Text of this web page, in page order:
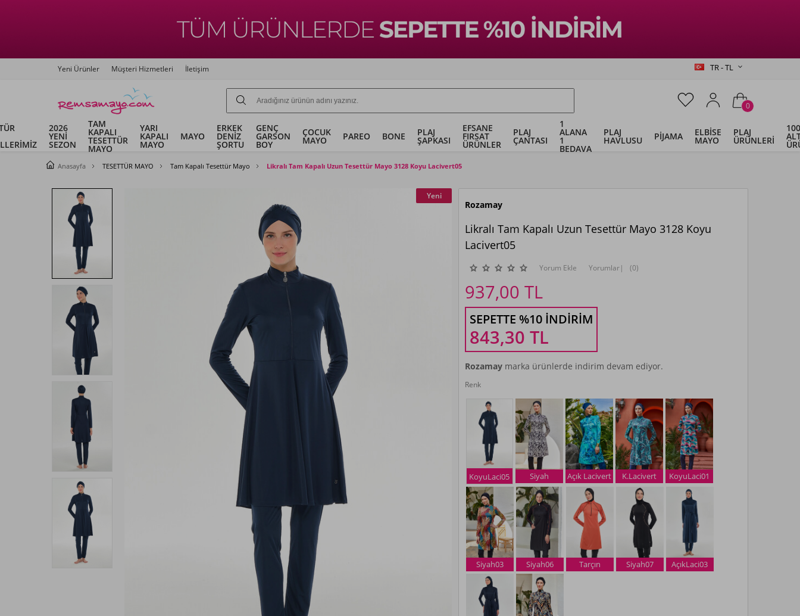
Yeni Ürünler Müşteri Hizmetleri İletişim TR - TL
0
2026
YENİ
SEZON
TAM
KAPALI
TESETTÜR
MAYO
YARI
KAPALI
MAYO
MAYO
ERKEK
DENİZ
ŞORTU
GENÇ
GARSON
BOY
ÇOCUK
MAYO PAREO BONE PLAJ
ŞAPKASI
EFSANE
FIRSAT
ÜRÜNLER
PLAJ
ÇANTASI
1
ALANA
1
BEDAVA
PLAJ
HAVLUSU PİJAMA ELBİSE
MAYO
PLAJ
ÜRÜNLERİ
Anasayfa TESETTÜR MAYO Tam Kapalı Tesettür Mayo Likralı Tam Kapalı Uzun Tesettür Mayo 3128 Koyu Lacivert05
Yeni
Rozamay
Likralı Tam Kapalı Uzun Tesettür Mayo 3128 Koyu
Lacivert05
Yorum Ekle Yorumlar| (0)
937,00 TL
SEPETTE %10 İNDIRIM
843,30 TL
Rozamaymarka ürünlerde indirim devam ediyor.
Renk
KoyuLaci05 Siyah Açık Lacivert K.Lacivert KoyuLaci01
Siyah03 Siyah06 Tarçın Siyah07 AçıkLaci03